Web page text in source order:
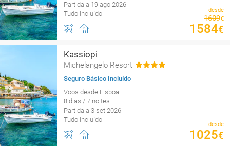
Partida a 19 ago 2026
Tudo incluído
desde
1609€
1584€
Kassiopi
Michelangelo Resort
Seguro Básico Incluído
Voos desde Lisboa
8 dias / 7 noites
Partida a 3 set 2026
Tudo incluído
desde
1025€